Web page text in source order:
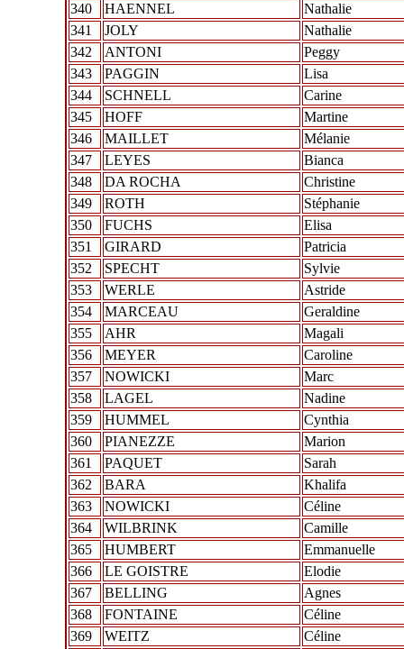
340
HAENNEL
Nathalie
341
JOLY
Nathalie
342
ANTONI
Peggy
343
PAGGIN
Lisa
344
SCHNELL
Carine
345
HOFF
Martine
346
MAILLET
Mélanie
347
LEYES
Bianca
348
DA ROCHA
Christine
349
ROTH
Stéphanie
350
FUCHS
Elisa
351
GIRARD
Patricia
352
SPECHT
Sylvie
353
WERLE
Astride
354
MARCEAU
Geraldine
355
AHR
Magali
356
MEYER
Caroline
357
NOWICKI
Marc
358
LAGEL
Nadine
359
HUMMEL
Cynthia
360
PIANEZZE
Marion
361
PAQUET
Sarah
362
BARA
Khalifa
363
NOWICKI
Céline
364
WILBRINK
Camille
365
HUMBERT
Emmanuelle
366
LE GOISTRE
Elodie
367
BELLING
Agnes
368
FONTAINE
Céline
369
WEITZ
Céline